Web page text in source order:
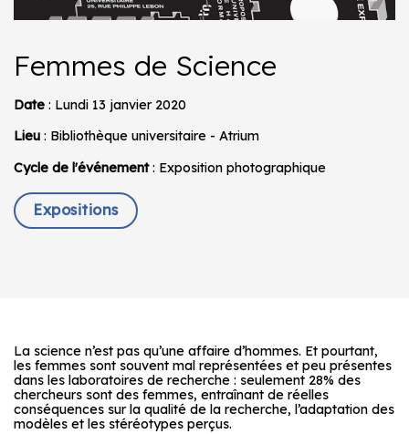
Femmes de Science
Date : Lundi 13 janvier 2020
Lieu : Bibliothèque universitaire - Atrium
Cycle de l'événement: Exposition photographique
Expositions
La science n’est pas qu’une affaire d’hommes. Et pourtant,
les femmes sont souvent mal représentées et peu présentes
dans les laboratoires de recherche : seulement 28% des
chercheurs sont des femmes, entraînant de réelles
conséquences sur la qualité de la recherche, l’adaptation des
modèles et les stéréotypes perçus.